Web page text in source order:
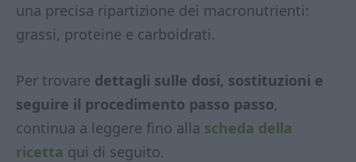
una precisa ripartizione dei macronutrienti:
grassi, proteine e carboidrati.
Per trovare dettagli sulle dosi, sostituzioni e
seguire il procedimento passo passo,
continua a leggere fino alla scheda della
ricetta qui di seguito.